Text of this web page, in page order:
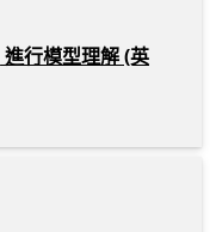
行模型理解 (英